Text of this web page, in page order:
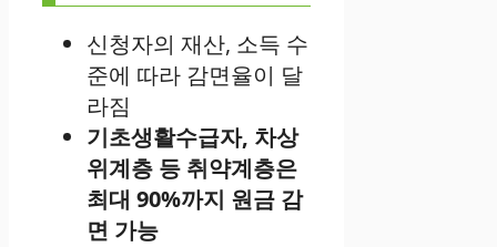
신청자의 재산, 소득 수
준에 따라 감면율이 달
라짐
기초생활수급자, 차상
위계층 등 취약계층은
최대 90%까지 원금 감
면 가능